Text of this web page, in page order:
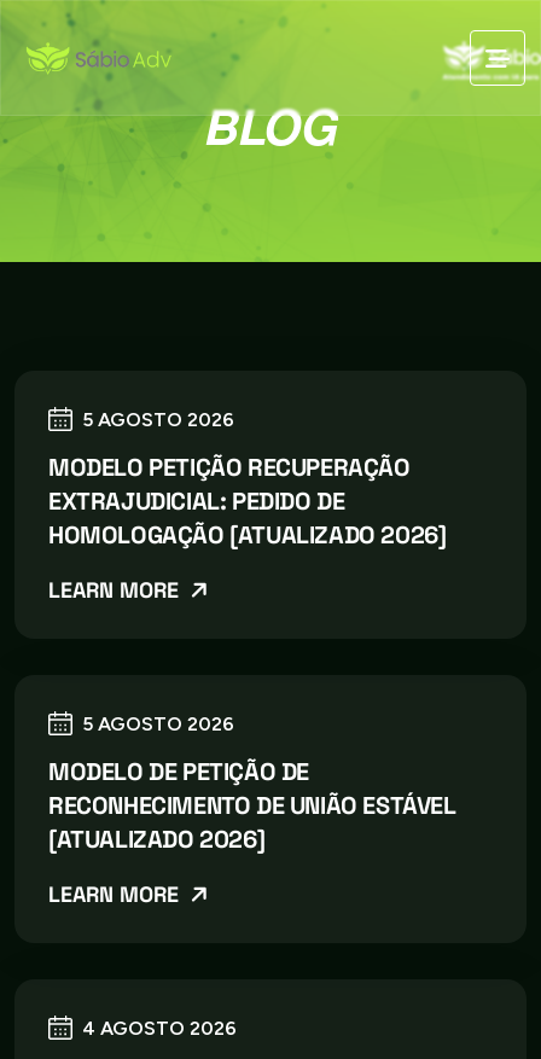
BLOG
5 AGOSTO 2026
MODELO PETIÇÃO RECUPERAÇÃO
EXTRAJUDICIAL: PEDIDO DE
HOMOLOGAÇÃO [ATUALIZADO 2026]
LEARN MORE
5 AGOSTO 2026
MODELO DE PETIÇÃO DE
RECONHECIMENTO DE UNIÃO ESTÁVEL
[ATUALIZADO 2026]
LEARN MORE
4 AGOSTO 2026